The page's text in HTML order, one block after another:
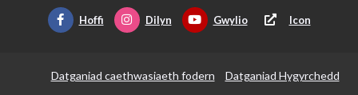
Hoffi Dilyn Gwylio Icon
Datganiad caethwasiaeth fodern
Datganiad Hygyrchedd